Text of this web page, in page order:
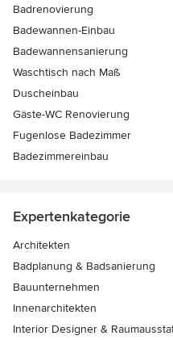
Badrenovierung
Badewannen-Einbau
Badewannensanierung
Waschtisch nach Maß
Duscheinbau
Gäste-WC Renovierung
Fugenlose Badezimmer
Badezimmereinbau
Expertenkategorie
Architekten
Badplanung & Badsanierung
Bauunternehmen
Innenarchitekten
Interior Designer &